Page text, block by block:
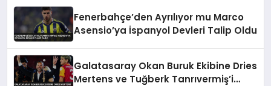
Fenerbahçe’den Ayrılıyor mu Marco
Asensio’ya İspanyol Devleri Talip Oldu
Galatasaray Okan Buruk Ekibine Dries
Mertens ve Tuğberk Tanrıvermiş’i